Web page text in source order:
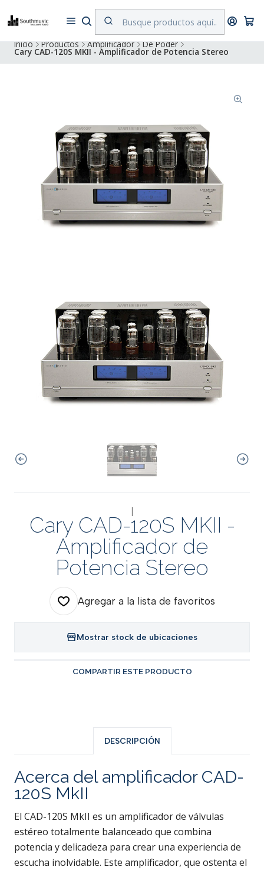
Despacho a todo Chile. Envíos gratuitos a Región Metropolitana por
compras superiores a $500.000
Inicio Productos Amplificador De Poder
Cary CAD-120S MKII - Amplificador de Potencia Stereo
|
Cary CAD-120S MKII -
Amplificador de
Potencia Stereo
Agregar a la lista de favoritos
Mostrar stock de ubicaciones
COMPARTIR ESTE PRODUCTO
DESCRIPCIÓN
Acerca del amplificador CAD-
120S MkII
El CAD-120S MkII es un amplificador de válvulas
estéreo totalmente balanceado que combina
potencia y delicadeza para crear una experiencia de
escucha inolvidable. Este amplificador, que ostenta el